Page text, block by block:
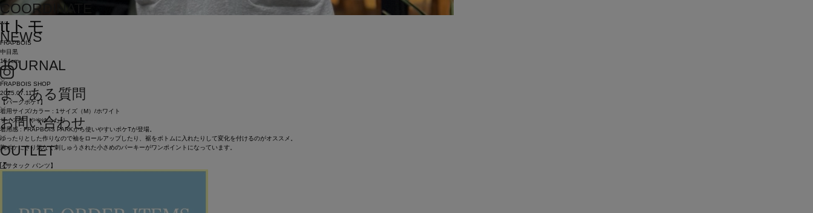
COORDINATE
NEWS
JOURNAL
よくある質問
お問い合わせ
OUTLET
ttトモ
FRAPBOIS
中目黒
154cm
FRAPBOIS SHOP
2025.07.11
【パークポケT】
着用サイズ/カラー : 1サイズ（M）/ホワイト
サイズ感 : ややゆったり
着用感 : FRAPBOIS PARKから使いやすいポケTが登場。
ゆったりとした作りなので袖をロールアップしたり、裾をボトムに入れたりして変化を付けるのがオススメ。
胸ポケにさり気なく刺しゅうされた小さめのパーキーがワンポイントになっています。
【サタック パンツ】
今回はカジュアルスタイルで着てみました。